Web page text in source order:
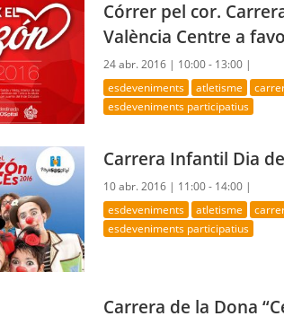
Córrer pel cor.
València Centre a
24 abr. 2016 | 10:00 - 13:00 |
esdeveniments atletisme
esdeveniments participatius
Carrera Infantil Dia
10 abr. 2016 | 11:00 - 14:00 |
esdeveniments atletisme
esdeveniments participatius
Carrera de la Dona